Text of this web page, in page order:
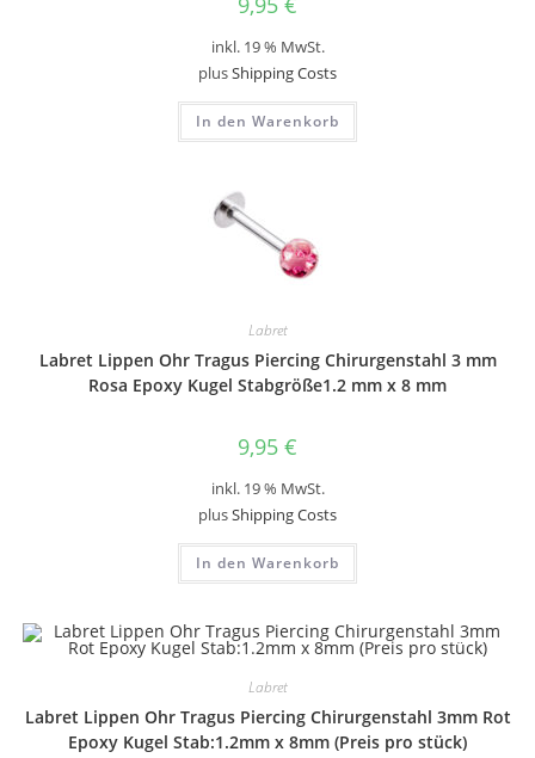
inkl. 19 % MwSt.
plusShipping Costs
In den Warenkorb
Labret
Labret Lippen Ohr Tragus Piercing Chirurgenstahl 3 mm
Rosa Epoxy Kugel Stabgröße1.2 mm x 8 mm
9,95 €
inkl. 19 % MwSt.
plusShipping Costs
In den Warenkorb
Labret
Labret Lippen Ohr Tragus Piercing Chirurgenstahl 3mm Rot
Epoxy Kugel Stab:1.2mm x 8mm (Preis pro stück)